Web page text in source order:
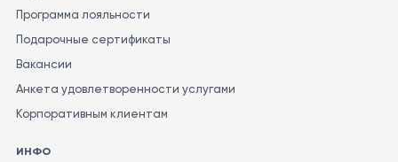
Программа лояльности
Подарочные сертификаты
Вакансии
Анкета удовлетворенности услугами
Корпоративным клиентам
ИНФО